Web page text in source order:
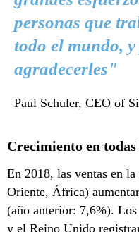
personas que
todo el mundo,
agradecerles"
Paul Schuler, CEO of
Crecimiento en todas
En 2018, las ventas en
Oriente, África)
(año anterior: 7,6%).
y el Reino Unido